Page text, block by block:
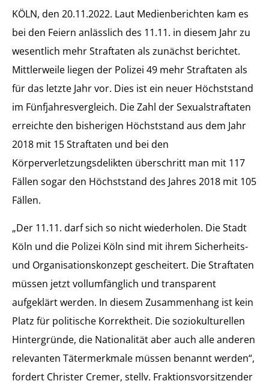
KÖLN, den 20.11.2022. Laut Medienberichten kam es
bei den Feiern anlässlich des 11.11. in diesem Jahr zu
wesentlich mehr Straftaten als zunächst berichtet.
Mittlerweile liegen der Polizei 49 mehr Straftaten als
für das letzte Jahr vor. Dies ist ein neuer Höchststand
im Fünfjahresvergleich. Die Zahl der Sexualstraftaten
erreichte den bisherigen Höchststand aus dem Jahr
2018 mit 15 Straftaten und bei den
Körperverletzungsdelikten überschritt man mit 117
Fällen sogar den Höchststand des Jahres 2018 mit 105
Fällen.
„Der 11.11. darf sich so nicht wiederholen. Die Stadt
Köln und die Polizei Köln sind mit ihrem Sicherheits-
und Organisationskonzept gescheitert. Die Straftaten
müssen jetzt vollumfänglich und transparent
aufgeklärt werden. In diesem Zusammenhang ist kein
Platz für politische Korrektheit. Die soziokulturellen
Hintergründe, die Nationalität aber auch alle anderen
relevanten Tätermerkmale müssen benannt werden“,
fordert Christer Cremer, stellv. Fraktionsvorsitzender